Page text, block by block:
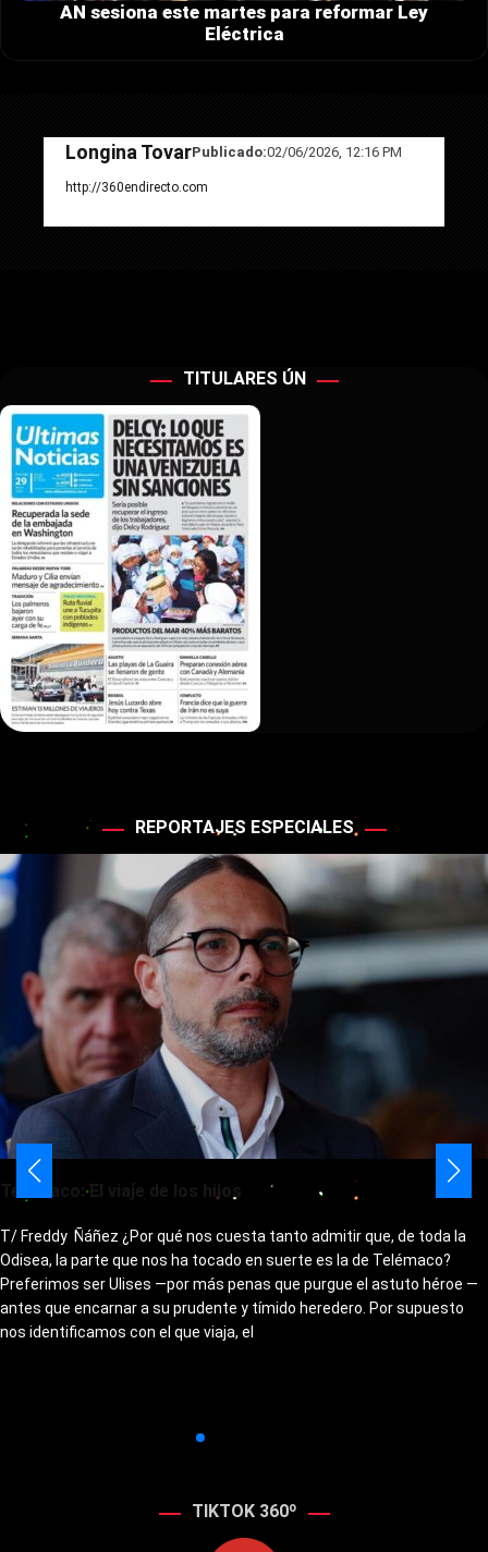
AN sesiona este martes para reformar Ley
Eléctrica
Longina TovarPublicado:02/06/2026, 12:16 PM
http://360endirecto.com
TITULARES ÚN
REPORTAJES ESPECIALES
Telémaco: El viaje de los hijos
T/ Freddy Ñáñez ¿Por qué nos cuesta tanto admitir que, de toda la
Odisea, la parte que nos ha tocado en suerte es la de Telémaco?
Preferimos ser Ulises —por más penas que purgue el astuto héroe —
antes que encarnar a su prudente y tímido heredero. Por supuesto
nos identificamos con el que viaja, el
TIKTOK 360º